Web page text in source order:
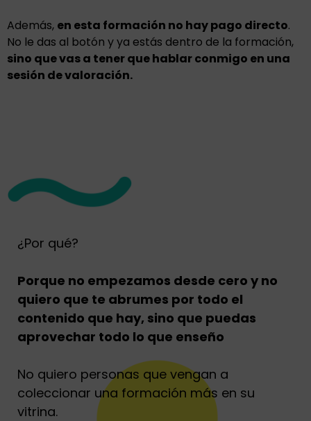
Además, en esta formación no hay pago directo.
No le das al botón y ya estás dentro de la formación,
sino que vas a tener que hablar conmigo en una
sesión de valoración.
¿Por qué?
Porque no empezamos desde cero y no
quiero que te abrumes por todo el
contenido que hay, sino que puedas
aprovechar todo lo que enseño
No quiero personas que vengan a
coleccionar una formación más en su
vitrina.